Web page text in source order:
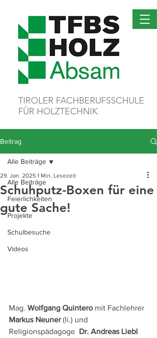
TIROLER FACHBERUFSSCHULE
FÜR HOLZTECHNIK
Beitrag
Alle Beiträge
Feierlichkeiten
Projekte
Schulbesuche
Videos
Alle Beiträge
Schuhputz-Boxen für eine
gute Sache!
29. Jan. 2025 1 Min. Lesezeit
Mag. Wolfgang Quintero mit Fachlehrer
Markus Neuner (li.) und
Religionspädagoge Dr. Andreas Liebl